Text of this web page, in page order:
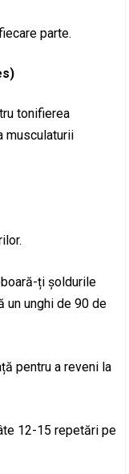
parte.
tonifierea
musculaturii
ți șoldurile
un unghi de 90 de
pentru a reveni la
12-15 repetări pe